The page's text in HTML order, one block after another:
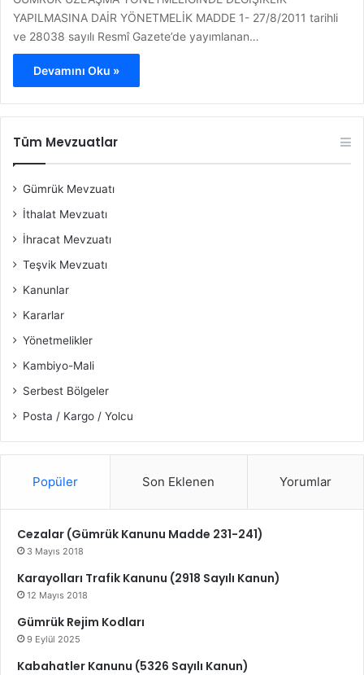
YAPILMASINA DAİR YÖNETMELİK MADDE 1- 27/8/2011 tarihli
ve 28038 sayılı Resmî Gazete’de yayımlanan…
Devamını Oku »
Tüm Mevzuatlar
Gümrük Mevzuatı
İthalat Mevzuatı
İhracat Mevzuatı
Teşvik Mevzuatı
Kanunlar
Kararlar
Yönetmelikler
Kambiyo-Mali
Serbest Bölgeler
Posta / Kargo / Yolcu
Popüler Son Eklenen Yorumlar
Cezalar (Gümrük Kanunu Madde 231-241)
3 Mayıs 2018
Karayolları Trafik Kanunu (2918 Sayılı Kanun)
12 Mayıs 2018
Gümrük Rejim Kodları
9 Eylül 2025
Kabahatler Kanunu (5326 Sayılı Kanun)